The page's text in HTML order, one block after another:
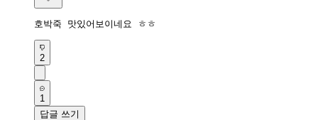
호박죽 맛있어보이네요 ㅎㅎ
2
1
답글 쓰기